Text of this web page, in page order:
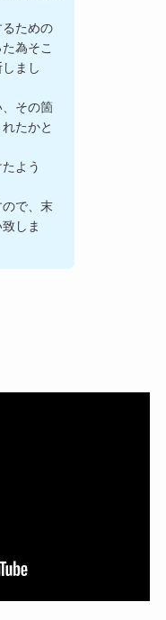
ための
為そこ
まし
その箇
たかと
よう
で、末
しま